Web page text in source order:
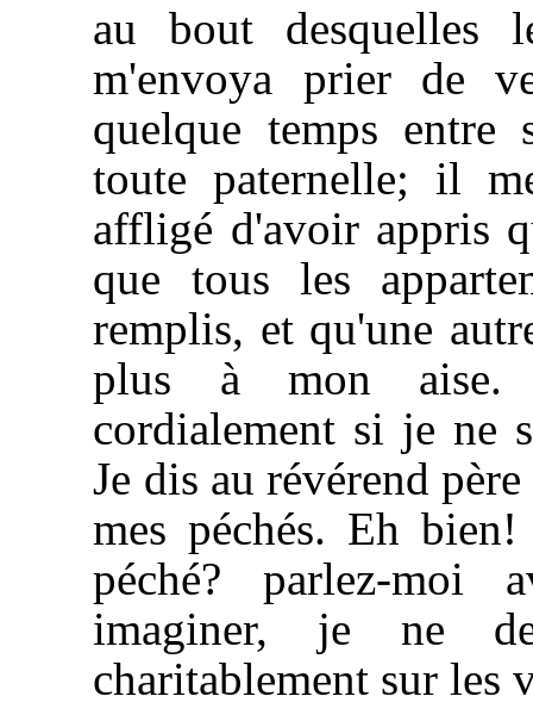
au bout desquelles
m'envoya prier de
quelque temps entre
toute paternelle; il
affligé d'avoir appris
que tous les
remplis, et qu'une
plus à mon aise.
cordialement si je ne
Je dis au révérend
mes péchés. Eh
péché? parlez-moi
imaginer, je ne
charitablement sur les